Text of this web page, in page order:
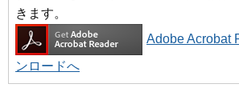
きます。
Adobe Acrobat
ンロードへ